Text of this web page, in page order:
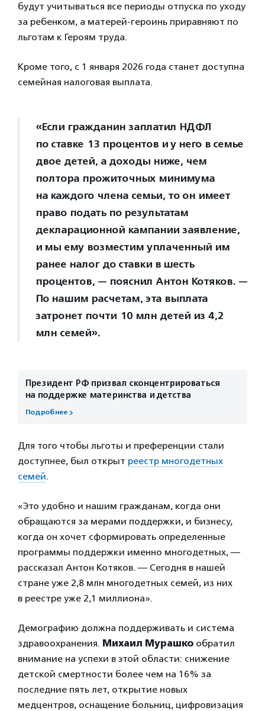
будут учитываться все периоды отпуска по уходу
за ребенком, а матерей-героинь приравняют по
льготам к Героям труда.
Кроме того, с 1 января 2026 года станет доступна
семейная налоговая выплата.
«Если гражданин заплатил НДФЛ
по ставке 13 процентов и у него в семье
двое детей, а доходы ниже, чем
полтора прожиточных минимума
на каждого члена семьи, то он имеет
право подать по результатам
декларационной кампании заявление,
и мы ему возместим уплаченный им
ранее налог до ставки в шесть
процентов, — пояснил Антон Котяков. —
По нашим расчетам, эта выплата
затронет почти 10 млн детей из 4,2
млн семей».
Президент РФ призвал сконцентрироваться
на поддержке материнства и детства
Подробнее
Для того чтобы льготы и преференции стали
доступнее, был открыт реестр многодетных
семей.
«Это удобно и нашим гражданам, когда они
обращаются за мерами поддержки, и бизнесу,
когда он хочет сформировать определенные
программы поддержки именно многодетных, —
рассказал Антон Котяков. — Сегодня в нашей
стране уже 2,8 млн многодетных семей, из них
в реестре уже 2,1 миллиона».
Демографию должна поддерживать и система
здравоохранения. Михаил Мурашко обратил
внимание на успехи в этой области: снижение
детской смертности более чем на 16% за
последние пять лет, открытие новых
медцентров, оснащение больниц, цифровизация